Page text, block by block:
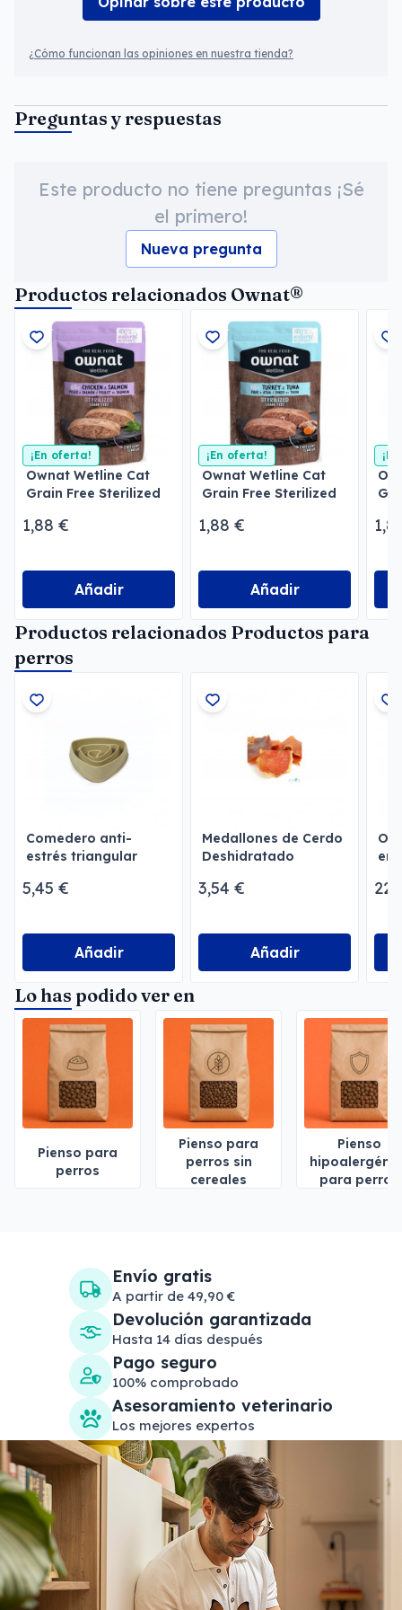
¿Cómo funcionan las opiniones en nuestra tienda?
Preguntas y respuestas
Este producto no tiene preguntas ¡Sé
el primero!
Nueva pregunta
Productos relacionados Ownat®
¡En oferta!
Ownat Wetline Cat
Grain Free Sterilized
1,88 €
Añadir
¡En oferta!
Ownat Wetline Cat
Grain Free Sterilized
1,88 €
Añadir
Productos relacionados Productos para
perros
Comedero anti-
estrés triangular
5,45 €
Añadir
Medallones de Cerdo
Deshidratado
3,54 €
Añadir
Lo has podido ver en
Pienso para
perros
Pienso para
perros sin
cereales
Pienso
para perros
Envío gratis
A partir de 49,90 €
Devolución garantizada
Hasta 14 días después
Pago seguro
100% comprobado
Asesoramiento veterinario
Los mejores expertos